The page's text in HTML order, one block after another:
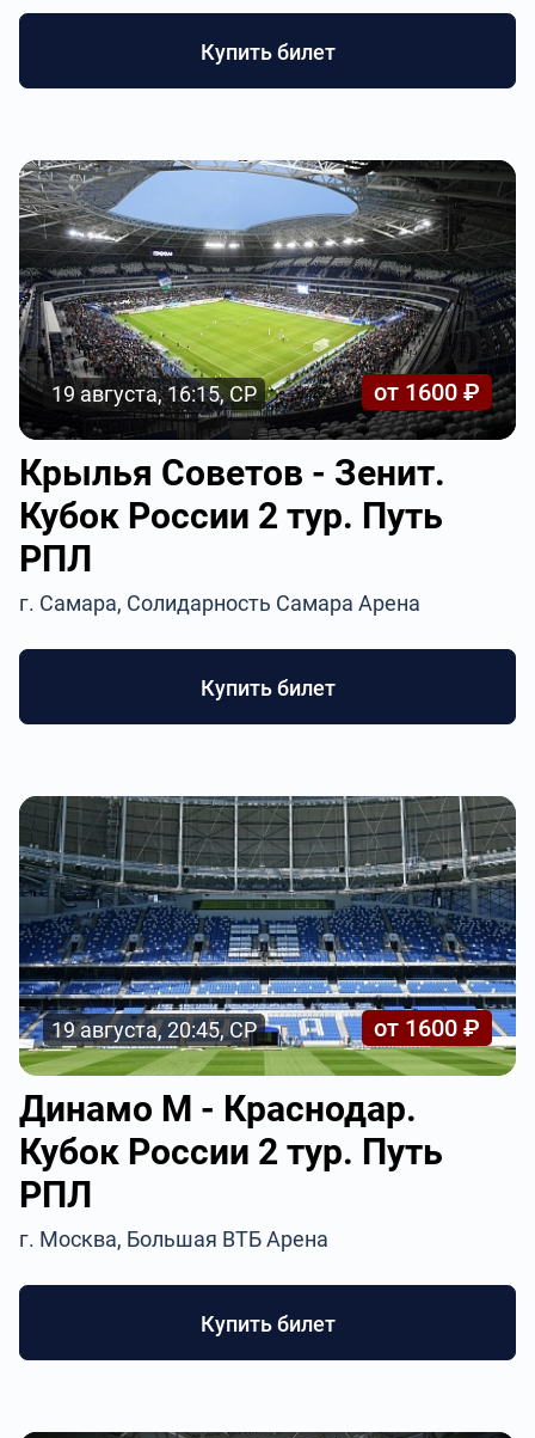
Купить билет
19 августа, 16:15, СР от 1600 ₽
Крылья Советов - Зенит.
Кубок России 2 тур. Путь
РПЛ
г. Самара, Солидарность Самара Арена
Купить билет
19 августа, 20:45, СР от 1600 ₽
Динамо М - Краснодар.
Кубок России 2 тур. Путь
РПЛ
г. Москва, Большая ВТБ Арена
Купить билет